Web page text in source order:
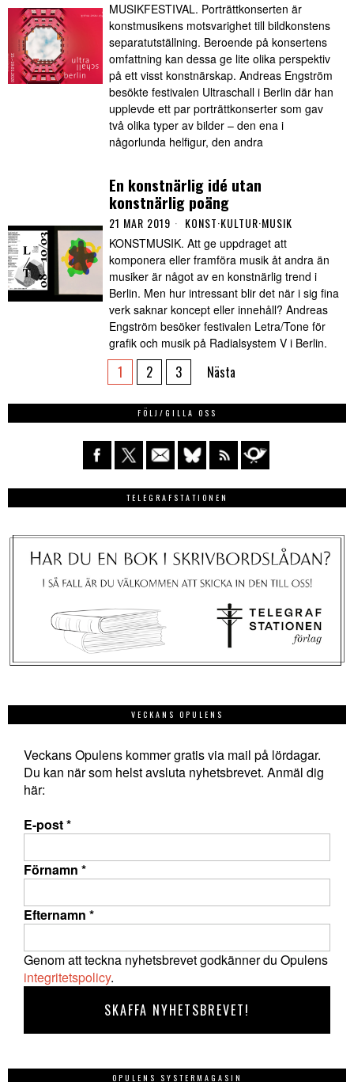
MUSIKFESTIVAL. Porträttkonserten är
konstmusikens motsvarighet till bildkonstens
separatutställning. Beroende på konsertens
omfattning kan dessa ge lite olika perspektiv
på ett visst konstnärskap. Andreas Engström
besökte festivalen Ultraschall i Berlin där han
upplevde ett par porträttkonserter som gav
två olika typer av bilder – den ena i
någorlunda helfigur, den andra
En konstnärlig idé utan
konstnärlig poäng
21 MAR 2019 KONST·KULTUR·MUSIK
KONSTMUSIK. Att ge uppdraget att
komponera eller framföra musik åt andra än
musiker är något av en konstnärlig trend i
Berlin. Men hur intressant blir det när i sig fina
verk saknar koncept eller innehåll? Andreas
Engström besöker festivalen Letra/Tone för
grafik och musik på Radialsystem V i Berlin.
1 2 3 Nästa
FÖLJ/GILLA OSS
TELEGRAFSTATIONEN
VECKANS OPULENS
Veckans Opulens kommer gratis via mail på lördagar.
Du kan när som helst avsluta nyhetsbrevet. Anmäl dig
här:
E-post*
Förnamn *
Efternamn *
Genom att teckna nyhetsbrevet godkänner du Opulens
integritetspolicy.
OPULENS SYSTERMAGASIN